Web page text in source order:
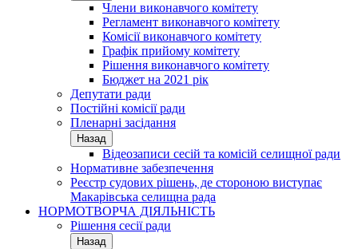
Члени виконавчого комітету
Регламент виконавчого комітету
Комісії виконавчого комітету
Графік прийому комітету
Рішення виконавчого комітету
Бюджет на 2021 рік
Депутати ради
Постійні комісії ради
Пленарні засідання
Назад
Відеозаписи сесій та комісій селищної ради
Нормативне забезпечення
Реєстр судових рішень, де стороною виступає
Макарівська селищна рада
НОРМОТВОРЧА ДІЯЛЬНІСТЬ
Рішення сесії ради
Назад